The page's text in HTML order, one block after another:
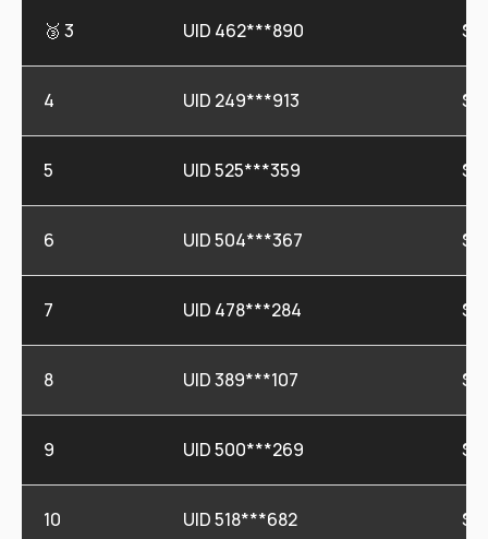
🥉 3 UID 462***890
4 UID 249***913
5 UID 525***359
6 UID 504***367
7 UID 478***284
8 UID 389***107
9 UID 500***269
10 UID 518***682